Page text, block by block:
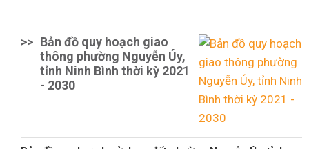
>> Bản đồ quy hoạch giao
thông phường Nguyễn Úy,
tỉnh Ninh Bình thời kỳ 2021
- 2030